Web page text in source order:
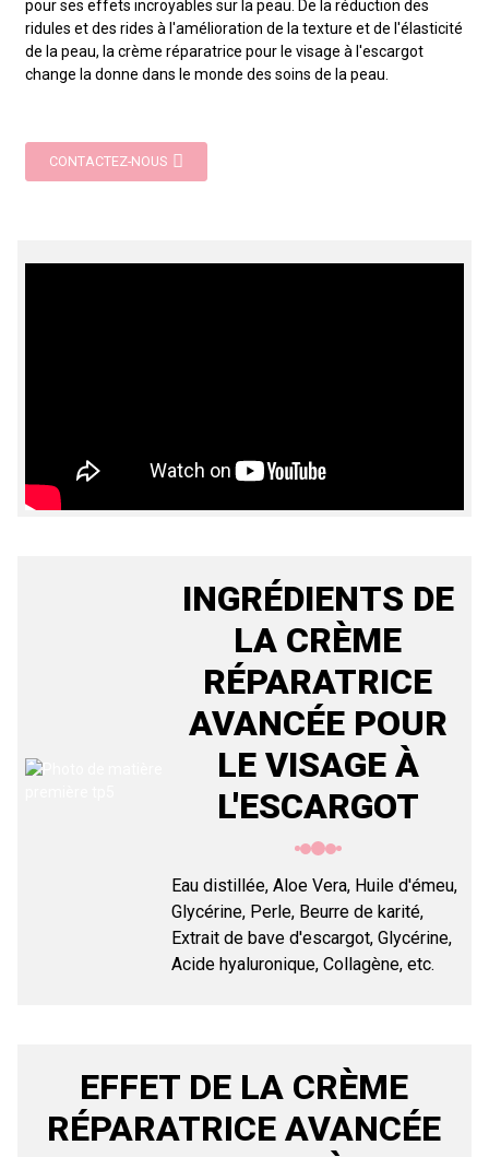
pour ses effets incroyables sur la peau. De la réduction des
ridules et des rides à l'amélioration de la texture et de l'élasticité
de la peau, la crème réparatrice pour le visage à l'escargot
change la donne dans le monde des soins de la peau.
CONTACTEZ-NOUS
INGRÉDIENTS DE
LA CRÈME
RÉPARATRICE
AVANCÉE POUR
LE VISAGE À
L'ESCARGOT
Eau distillée, Aloe Vera, Huile d'émeu,
Glycérine, Perle, Beurre de karité,
Extrait de bave d'escargot, Glycérine,
Acide hyaluronique, Collagène, etc.
EFFET DE LA CRÈME
RÉPARATRICE AVANCÉE